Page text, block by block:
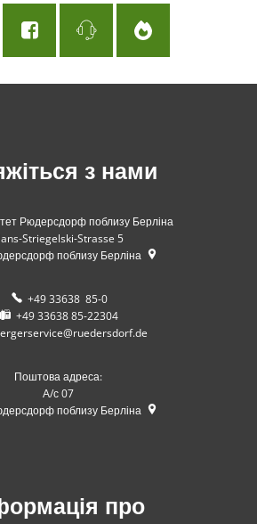
з нами
Рюдерсдорф поблизу Берліна
Striegelski-Strasse 5
поблизу Берліна
+49 33638 85-0
+49 33638 85-22304
Поштова адреса:
А/с 07
поблизу Берліна
про